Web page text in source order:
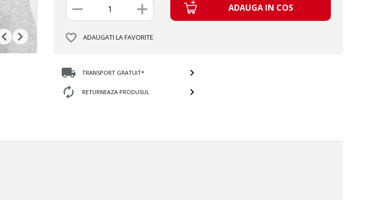
ADAUGA IN COS
ADAUGATI LA FAVORITE
TRANSPORT GRATUIT*
RETURNEAZA PRODUSUL